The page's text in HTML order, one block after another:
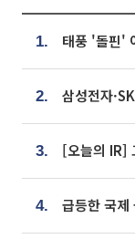
1.
2. 삼성전자
3. [오늘의 IR]
4. 급등한 국